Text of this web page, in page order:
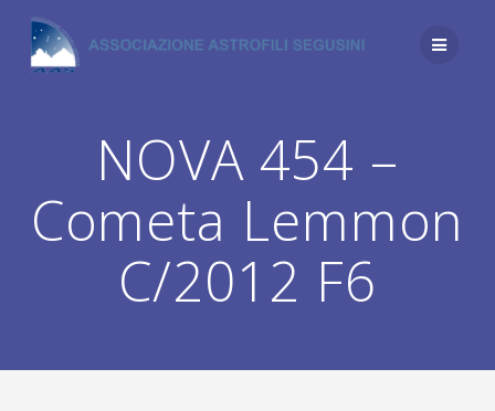
contenuto
NOVA 454 –
Cometa Lemmon
C/2012 F6